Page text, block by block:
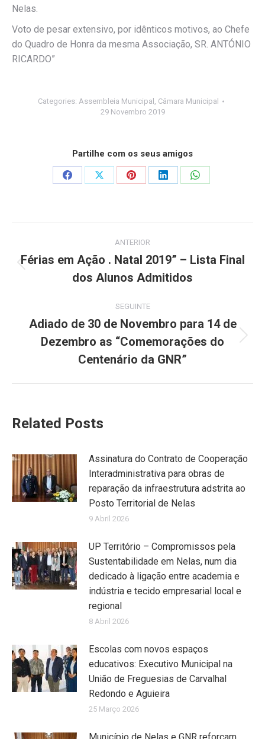
Nelas.
Voto de pesar extensivo, por idênticos motivos, ao Chefe
do Quadro de Honra da mesma Associação, SR. ANTÓNIO
RICARDO”
Categories: Assembleia Municipal , Câmara Municipal
29 Novembro 2019
Partilhe com os seus amigos
Share
Share
Share
Share
Share
navigation
ANTERIOR
post:
Férias em Ação . Natal 2019” – Lista Final
dos Alunos Admitidos
SEGUINTE
Next
post:
Adiado de 30 de Novembro para 14 de
Dezembro as “Comemorações do
Centenário da GNR”
Related Posts
Assinatura do Contrato de Cooperação
Interadministrativa para obras de
reparação da infraestrutura adstrita ao
Posto Territorial de Nelas
9 Abril 2026
UP Território – Compromissos pela
Sustentabilidade em Nelas, num dia
dedicado à ligação entre academia e
indústria e tecido empresarial local e
regional
8 Abril 2026
Escolas com novos espaços
educativos: Executivo Municipal na
União de Freguesias de Carvalhal
Redondo e Aguieira
25 Março 2026